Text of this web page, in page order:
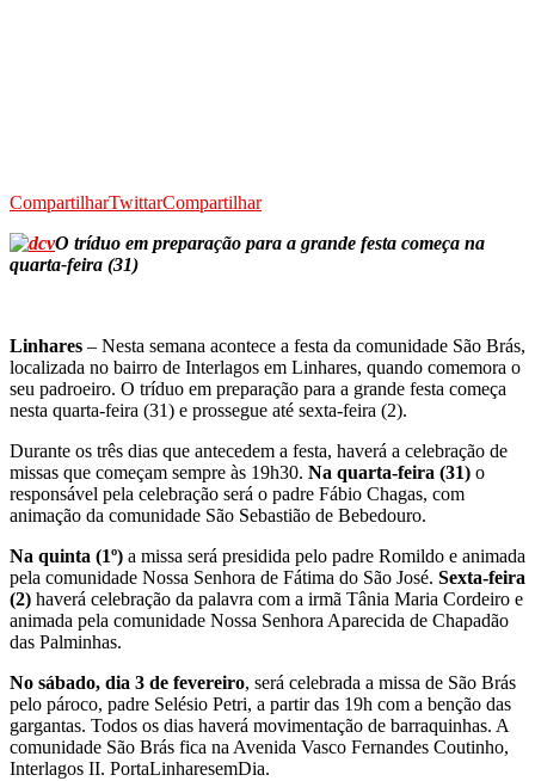
CompartilharTwittarCompartilhar
O tríduo em preparação para a grande festa começa na
quarta-feira (31)
Linhares – Nesta semana acontece a festa da comunidade São Brás,
localizada no bairro de Interlagos em Linhares, quando comemora o
seu padroeiro. O tríduo em preparação para a grande festa começa
nesta quarta-feira (31) e prossegue até sexta-feira (2).
Durante os três dias que antecedem a festa, haverá a celebração de
missas que começam sempre às 19h30. Na quarta-feira (31) o
responsável pela celebração será o padre Fábio Chagas, com
animação da comunidade São Sebastião de Bebedouro.
Na quinta (1º) a missa será presidida pelo padre Romildo e animada
pela comunidade Nossa Senhora de Fátima do São José. Sexta-feira
(2) haverá celebração da palavra com a irmã Tânia Maria Cordeiro e
animada pela comunidade Nossa Senhora Aparecida de Chapadão
das Palminhas.
No sábado, dia 3 de fevereiro, será celebrada a missa de São Brás
pelo pároco, padre Selésio Petri, a partir das 19h com a benção das
gargantas. Todos os dias haverá movimentação de barraquinhas. A
comunidade São Brás fica na Avenida Vasco Fernandes Coutinho,
Interlagos II. PortaLinharesemDia.